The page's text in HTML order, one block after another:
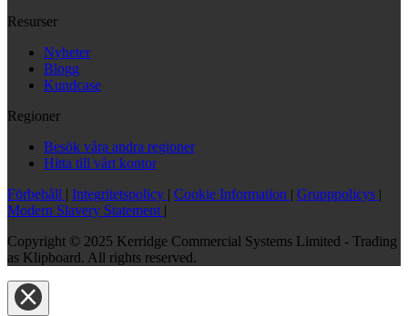
Resurser
Nyheter
Blogg
Kundcase
Regioner
Besök våra andra regioner
Hitta till vårt kontor
Förbehåll
Integritetspolicy Cookie Information Grupppolicys
Modern Slavery Statement
Copyright © 2025 Kerridge Commercial Systems Limited - Trading
as Klipboard. All rights reserved.